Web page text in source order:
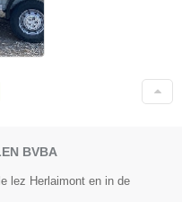
BVBA
lez Herlaimont en in de